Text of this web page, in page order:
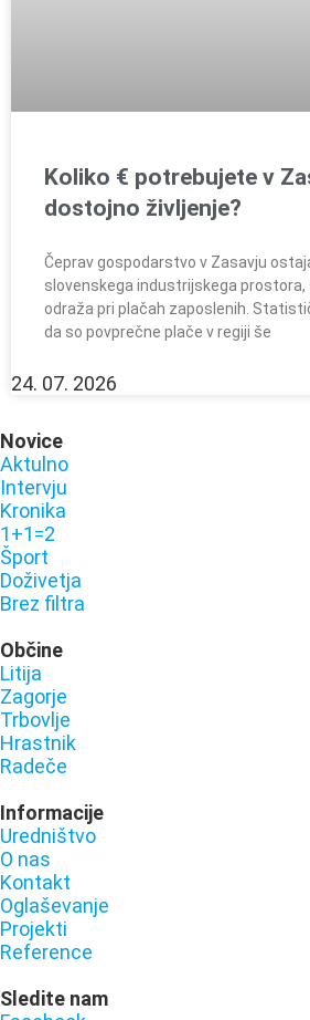
Koliko € potrebujete v
dostojno življenje?
Čeprav gospodarstvo v Zasavju
slovenskega industrijskega prostora,
odraža pri plačah zaposlenih.
da so povprečne plače v regiji še
24. 07. 2026
Novice
Aktulno
Intervju
Kronika
1+1=2
Šport
Doživetja
Brez filtra
Občine
Litija
Zagorje
Trbovlje
Hrastnik
Radeče
Informacije
Uredništvo
O nas
Kontakt
Oglaševanje
Projekti
Reference
Sledite nam